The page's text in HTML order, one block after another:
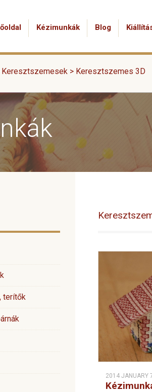
Kézimunkák Blog
Keresztszemesek > Keresztszemes 3D
terítők
2014 JANUARY